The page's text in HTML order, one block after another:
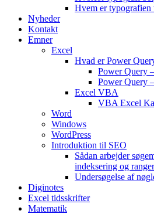
Hvem er typografien
Nyheder
Kontakt
Emner
Excel
Hvad er Power
Power Query
Power Query
Excel VBA
VBA Excel
Word
Windows
WordPress
Introduktion til SEO
Sådan arbejder
indeksering og
Undersøgelse af
Diginotes
Excel tidsskrifter
Matematik